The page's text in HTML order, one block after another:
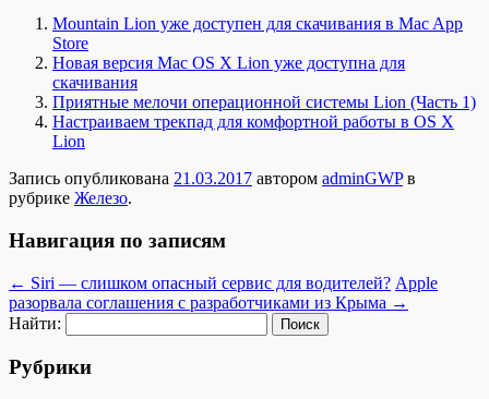
Mountain Lion уже доступен для скачивания в Mac App
Store
Новая версия Mac OS X Lion уже доступна для
скачивания
Приятные мелочи операционной системы Lion (Часть 1)
Настраиваем трекпад для комфортной работы в OS X
Lion
Запись опубликована 21.03.2017 автором adminGWPв
рубрике Железо.
Навигация по записям
← Siri — слишком опасный сервис для водителей? Apple
разорвала соглашения с разработчиками из Крыма →
Найти:
Рубрики